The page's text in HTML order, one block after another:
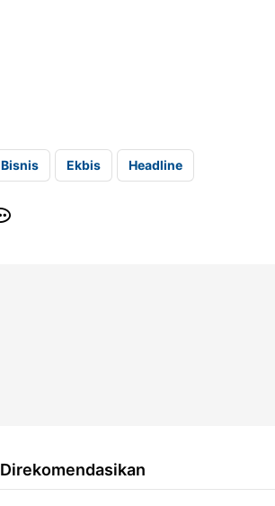
Bisnis Ekbis Headline
Direkomendasikan